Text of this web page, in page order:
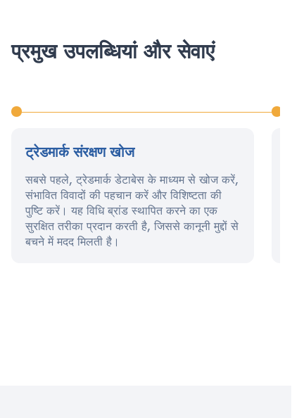
प्रमुख उपलब्धियां और सेवाएं
ट्रेडमार्क संरक्षण खोज
सबसे पहले, ट्रेडमार्क डेटाबेस के माध्यम से खोज करें,
संभावित विवादों की पहचान करें और विशिष्टता की
पुष्टि करें। यह विधि ब्रांड स्थापित करने का एक
सुरक्षित तरीका प्रदान करती है, जिससे कानूनी मुद्दों से
बचने में मदद मिलती है।